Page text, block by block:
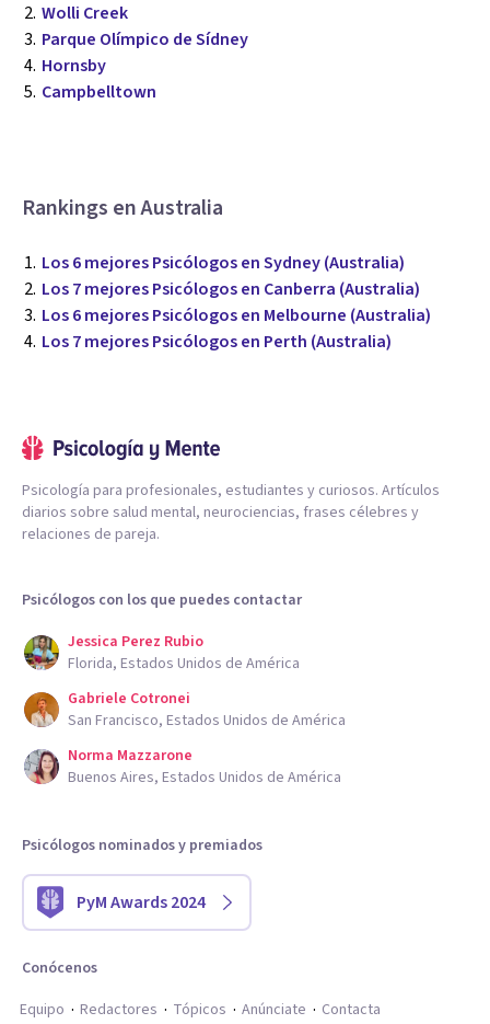
Wolli Creek
Parque Olímpico de Sídney
Hornsby
Campbelltown
Rankings en Australia
Los 6 mejores Psicólogos en Sydney (Australia)
Los 7 mejores Psicólogos en Canberra (Australia)
Los 6 mejores Psicólogos en Melbourne (Australia)
Los 7 mejores Psicólogos en Perth (Australia)
Psicología para profesionales, estudiantes y curiosos. Artículos
diarios sobre salud mental, neurociencias, frases célebres y
relaciones de pareja.
Psicólogos con los que puedes contactar
Jessica Perez Rubio
Florida, Estados Unidos de América
Gabriele Cotronei
San Francisco, Estados Unidos de América
Norma Mazzarone
Buenos Aires, Estados Unidos de América
Psicólogos nominados y premiados
PyM Awards 2024
Conócenos
Equipo
Redactores Tópicos Anúnciate Contacta